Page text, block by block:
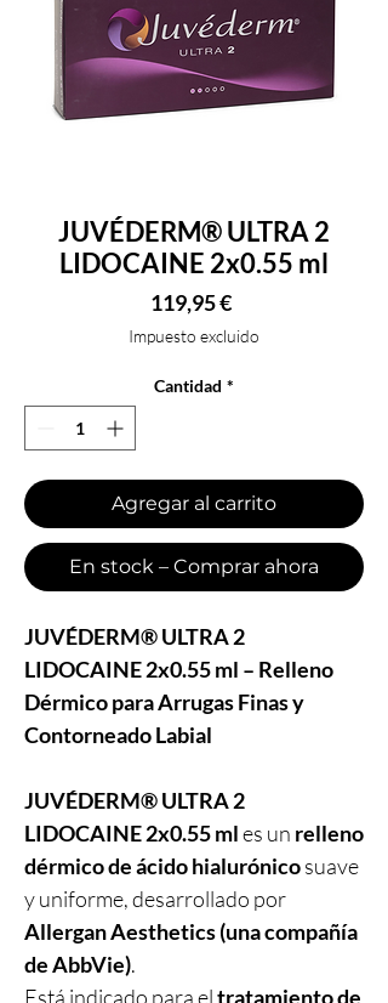
JUVÉDERM® ULTRA 2
LIDOCAINE 2x0.55 ml
119,95 €Precio
Impuesto excluido
Cantidad *
Agregar al carrito
En stock – Comprar ahora
JUVÉDERM® ULTRA 2
LIDOCAINE 2x0.55 ml – Relleno
Dérmico para Arrugas Finas y
Contorneado Labial
JUVÉDERM® ULTRA 2
LIDOCAINE 2x0.55 mles un relleno
dérmico de ácido hialurónicosuave
y uniforme, desarrollado por
Allergan Aesthetics (una compañía
de AbbVie).
Está indicado para eltratamiento de